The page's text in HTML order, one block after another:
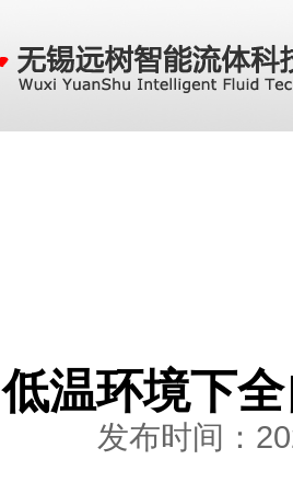
低温环境下
发布时间：